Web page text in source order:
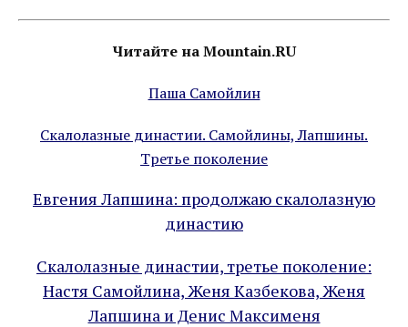
Читайте на Mountain.RU
Паша Самойлин
Скалолазные династии. Самойлины, Лапшины.
Третье поколение
Евгения Лапшина: продолжаю скалолазную
династию
Скалолазные династии, третье поколение:
Настя Самойлина, Женя Казбекова, Женя
Лапшина и Денис Максименя